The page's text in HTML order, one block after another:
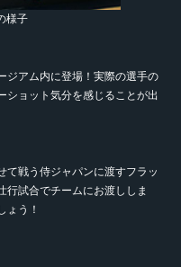
様子
ジアム内に登場！実際の選手の
ショット気分を感じることが出
て戦う侍ジャパンに渡すフラッ
行試合でチームにお渡ししま
ょう！